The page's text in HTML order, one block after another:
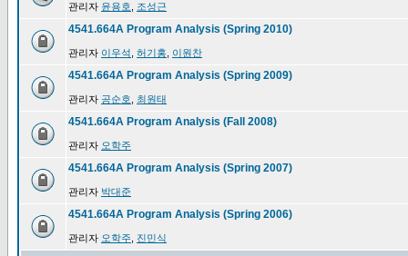
관리자 윤용호 조성근
4541.664A Program Analysis (Spring 2010)
관리자 이우석 허기홍 이원찬
4541.664A Program Analysis (Spring 2009)
관리자 공순호 최원태
4541.664A Program Analysis (Fall 2008)
관리자 오학주
4541.664A Program Analysis (Spring 2007)
관리자 박대준
4541.664A Program Analysis (Spring 2006)
관리자 오학주 진민식